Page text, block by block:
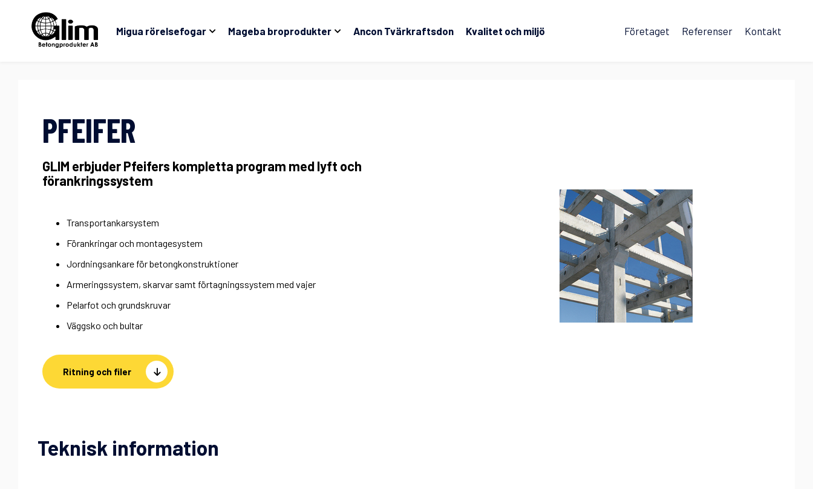
Migua rörelsefogar Mageba broprodukter Ancon Tvärkraftsdon Kvalitet och miljö Företaget Referenser Kontakt
PFEIFER
GLIM erbjuder Pfeifers kompletta program med lyft och
förankringssystem
Transportankarsystem
Förankringar och montagesystem
Jordningsankare för betongkonstruktioner
Armeringssystem, skarvar samt förtagningssystem med vajer
Pelarfot och grundskruvar
Väggsko och bultar
Ritning och filer
Teknisk information